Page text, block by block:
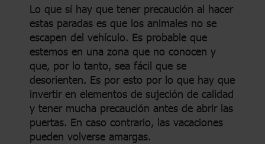
Lo que sí hay que tener precaución al hacer
estas paradas es que los animales no se
escapen del vehículo. Es probable que
estemos en una zona que no conocen y
que, por lo tanto, sea fácil que se
desorienten. Es por esto por lo que hay que
invertir en elementos de sujeción de calidad
y tener mucha precaución antes de abrir las
puertas. En caso contrario, las vacaciones
pueden volverse amargas.